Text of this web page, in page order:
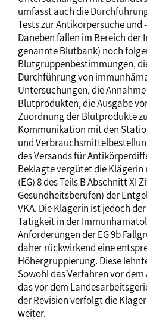
umfasst auch die
Tests zur Antikörpersuche und
Daneben fallen im Bereich
genannte Blutbank) noch
Blutgruppenbestimmungen,
Durchführung von
Untersuchungen, die
Blutprodukten, die Ausgabe
Zuordnung der Blutprodukte
Kommunikation mit den
und
des Versands für
Beklagte vergütet die
(EG) 8 des Teils B Abschnitt XI
Gesundheitsberufen) der
VKA. Die Klägerin ist jedoch
Tätigkeit in der
Anforderungen der EG 9b
daher rückwirkend eine
Höhergruppierung. Diese
Sowohl das Verfahren vor
das vor dem
der Revision verfolgt die
weiter.